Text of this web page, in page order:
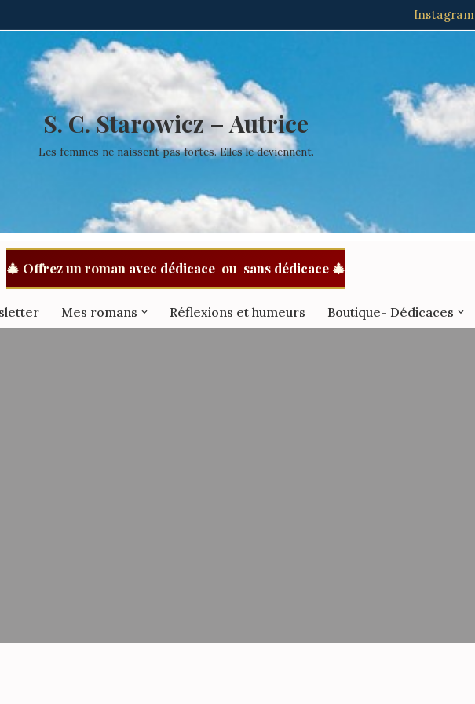
S. C. Starowicz – Autrice
Les femmes ne naissent pas fortes. Elles le deviennent.
🎄 Offrez un roman avec dédicace ou sans dédicace 🎄
Mes romans Réflexions et humeurs Boutique- Dédicaces
Instagram